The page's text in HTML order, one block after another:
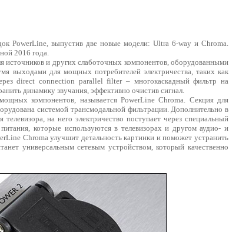
PowerLine, выпустив две новые модели: Ultra 6-way и Chroma.
2016 года.
и других слаботочных компонентов, оборудованными
выходами для мощных потребителей электричества, таких как
direct connection parallel filter – многокаскадный фильтр на
динамику звучания, эффективно очистив сигнал.
компонентов, называется PowerLine Chroma. Секция для
системой трансмодальной фильтрации. Дополнительно в
на него электричество поступает через специальный
которые используются в телевизорах и другом аудио- и
Chroma улучшит детальность картинки и поможет устранить
универсальным сетевым устройством, который качественно